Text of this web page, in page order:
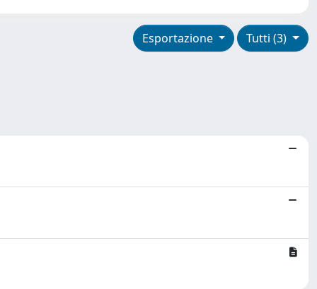
Tutti (3)
Esportazione